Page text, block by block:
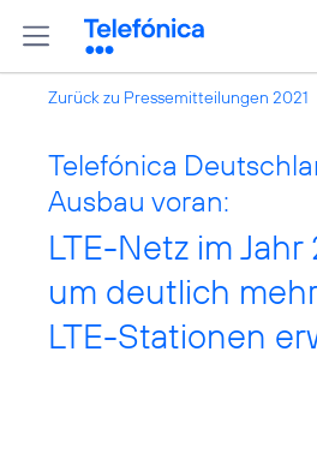
Zurück zu Pressemitteilungen 2021
Telefónica
Ausbau voran:
LTE-Netz im
um deutlich
LTE-Stationen